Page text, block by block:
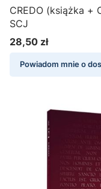
CREDO (książka +
SCJ
Cena
28,50 zł
Powiadom mnie o